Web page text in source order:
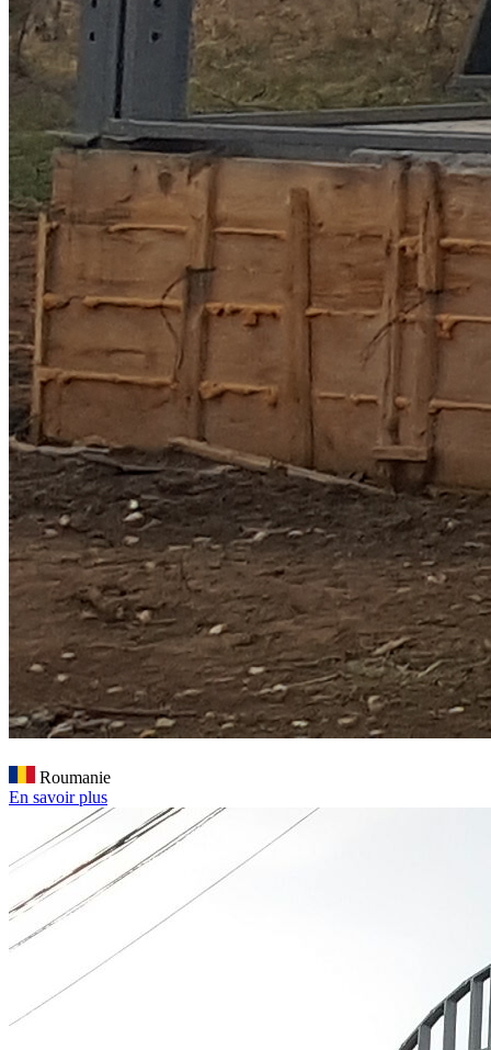
Roumanie
En savoir plus